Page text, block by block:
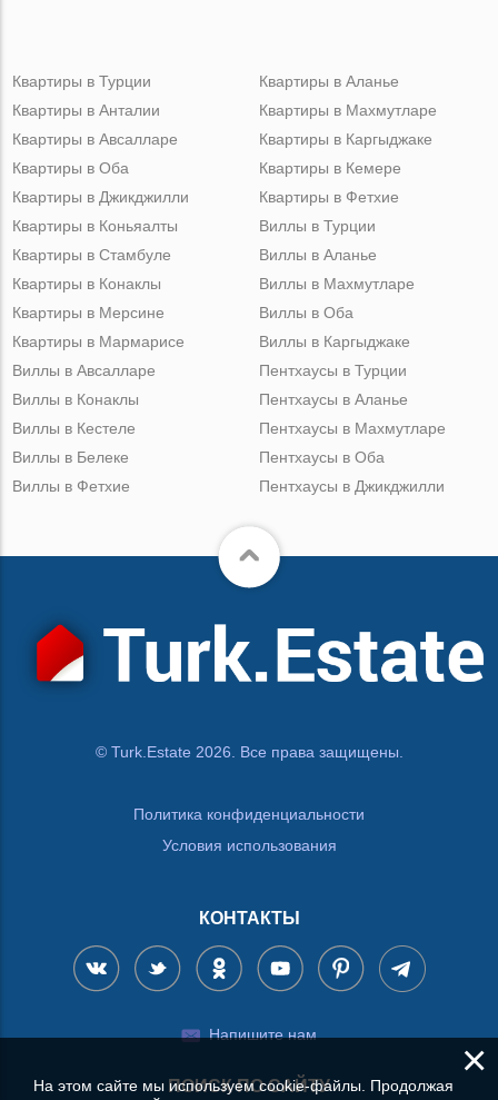
Квартиры в Турции
Квартиры в Анталии
Квартиры в Авсалларе
Квартиры в Оба
Квартиры в Джикджилли
Квартиры в Аланье
Квартиры в Махмутларе
Квартиры в Каргыджаке
Квартиры в Кемере
Квартиры в Фетхие
Квартиры в Коньяалты
Квартиры в Стамбуле
Квартиры в Конаклы
Квартиры в Мерсине
Квартиры в Мармарисе
Виллы в Турции
Виллы в Аланье
Виллы в Махмутларе
Виллы в Оба
Виллы в Каргыджаке
Виллы в Авсалларе
Виллы в Конаклы
Виллы в Кестеле
Виллы в Белеке
Виллы в Фетхие
Пентхаусы в Турции
Пентхаусы в Аланье
Пентхаусы в Махмутларе
Пентхаусы в Оба
Пентхаусы в Джикджилли
© Turk.Estate 2026. Все права защищены.
Политика конфиденциальности
Условия использования
КОНТАКТЫ
Напишите нам
ПОИСК ПО САЙТУ
×
На этом сайте мы используем cookie-файлы. Продолжая